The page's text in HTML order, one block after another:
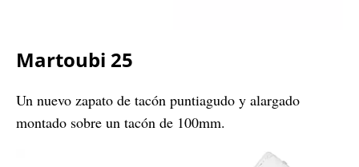
Martoubi 25
Un nuevo zapato de tacón puntiagudo y alargado
montado sobre un tacón de 100mm.